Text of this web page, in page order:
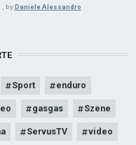
, byDaniele Alessandro
Sport enduro
gasgas Szene
ServusTV video